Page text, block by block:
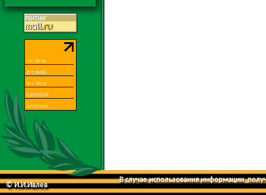
© И.И.Ивлев
В случае использования информации,